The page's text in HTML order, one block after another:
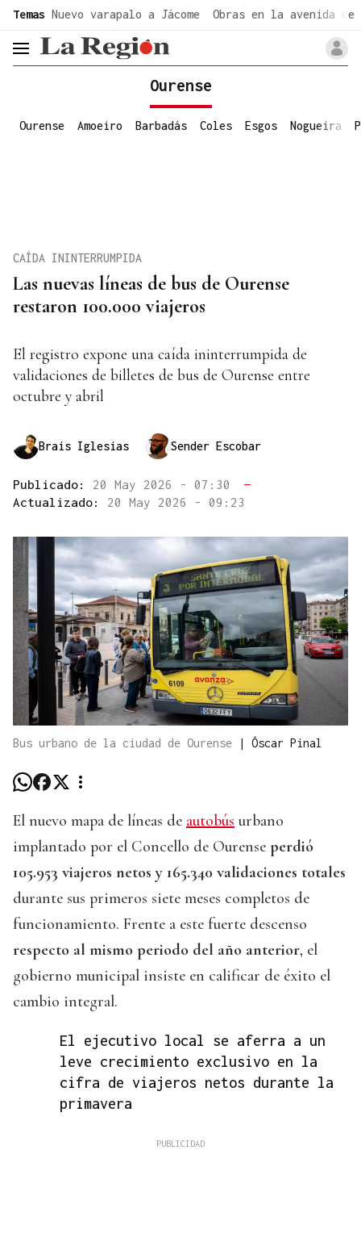
Temas Nuevo varapalo a Jácome Obras en la avenida de
header.menu.open
Ourense
Ourense Amoeiro Barbadás Coles Esgos Nogueira
Las nuevas líneas de bus de Ourense
restaron 100.000 viajeros
CAÍDA ININTERRUMPIDA
El registro expone una caída ininterrumpida de
validaciones de billetes de bus de Ourense entre
octubre y abril
Brais Iglesias Sender Escobar
Publicado: 20 May 2026 - 07:30
—
Actualizado: 20 May 2026 - 09:23
Bus urbano de la ciudad de Ourense | Óscar Pinal
El nuevo mapa de líneas de autobús urbano
implantado por el Concello de Ourense perdió
105.953 viajeros netos y 165.340 validaciones totales
durante sus primeros siete meses completos de
funcionamiento. Frente a este fuerte descenso
respecto al mismo periodo del año anterior, el
gobierno municipal insiste en calificar de éxito el
cambio integral.
El ejecutivo local se aferra a un
leve crecimiento exclusivo en la
cifra de viajeros netos durante la
primavera